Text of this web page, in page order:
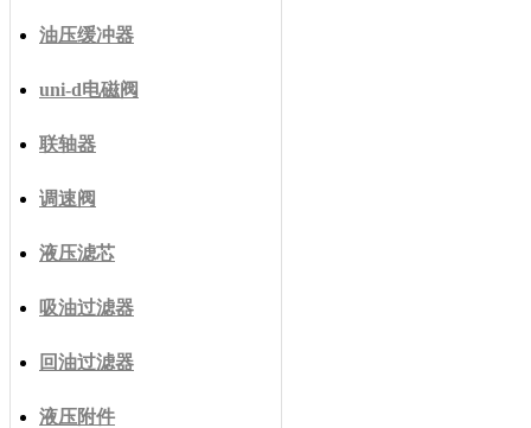
油压缓冲器
uni-d电磁阀
联轴器
调速阀
液压滤芯
吸油过滤器
回油过滤器
液压附件